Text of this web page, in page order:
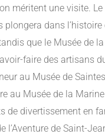
méritent une visite. Le
plongera dans
que le Musée de
faire des artisans
au Musée de
au Musée de la
de divertissement en
l’Aventure de Saint-